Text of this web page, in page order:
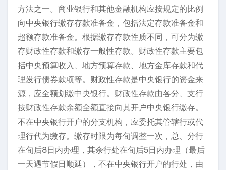
方法之一。商业银行和其他金融机构应按规定的比例
向中央银行缴存存款准备金，包括法定存款准备金和
超额存款准备金。根据缴存存款性质不同，可分为缴
存财政性存款和缴存一般性存款。财政性存款主要包
括中央预算收入、地方预算存款、地方金库存款和代
理发行债券款项等。财政性存款是中央银行的资金来
源，应全额划缴中央银行。财政性存款由各分、支行
按财政性存款余额全额直接向其开户中央银行缴存。
不在中央银行开户的分支机构，应委托其管辖行或代
理行代为缴存。缴存时限为每旬调整一次，总、分行
在旬后8日内办理，其余行处在旬后5日内办理（最后
一天遇节假日顺延），不在中央银行开户的行处，由